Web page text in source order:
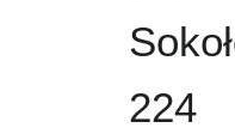
224